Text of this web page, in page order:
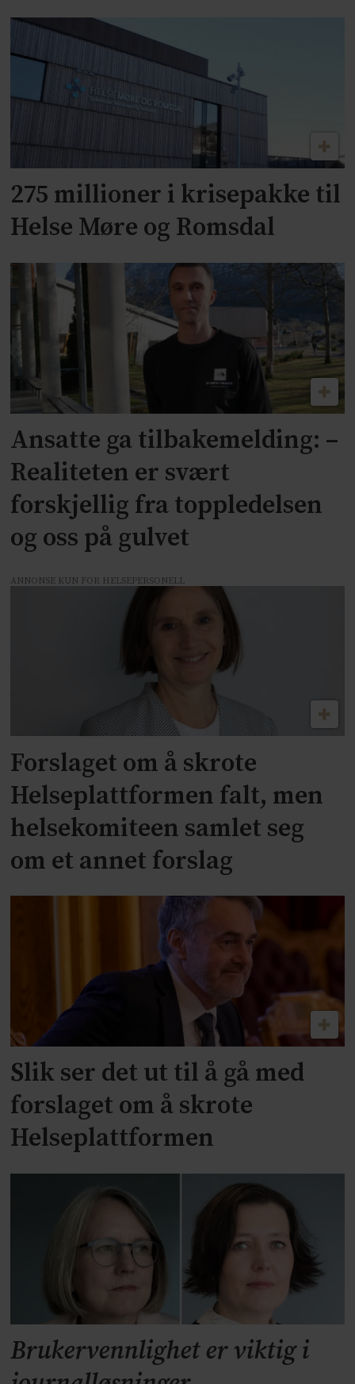
275 millioner i krisepakke til
Helse Møre og Romsdal
Ansatte ga tilbakemelding: –
Realiteten er svært
forskjellig fra toppledelsen
og oss på gulvet
ANNONSE KUN FOR HELSEPERSONELL
Forslaget om å skrote
Helseplattformen falt, men
helsekomiteen samlet seg
om et annet forslag
Slik ser det ut til å gå med
forslaget om å skrote
Helseplattformen
Brukervennlighet er viktig i